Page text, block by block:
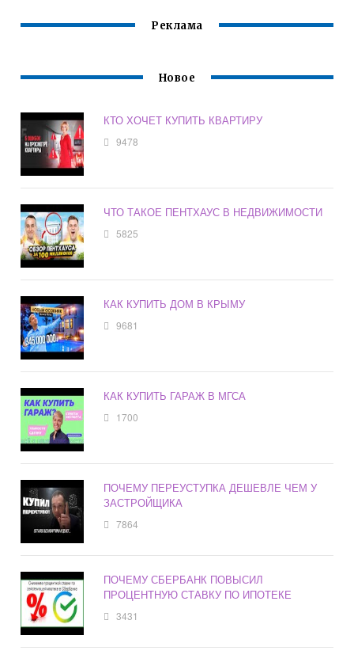
Реклама
Новое
КТО ХОЧЕТ КУПИТЬ КВАРТИРУ
9478
ЧТО ТАКОЕ ПЕНТХАУС В НЕДВИЖИМОСТИ
5825
КАК КУПИТЬ ДОМ В КРЫМУ
9681
КАК КУПИТЬ ГАРАЖ В МГСА
1700
ПОЧЕМУ ПЕРЕУСТУПКА ДЕШЕВЛЕ ЧЕМ У
ЗАСТРОЙЩИКА
7864
ПОЧЕМУ СБЕРБАНК ПОВЫСИЛ
ПРОЦЕНТНУЮ СТАВКУ ПО ИПОТЕКЕ
3431